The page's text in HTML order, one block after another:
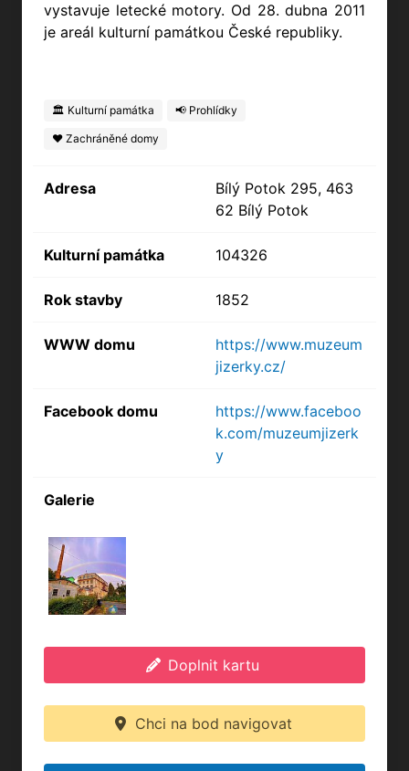
vystavuje letecké motory. Od 28. dubna 2011
je areál kulturní památkou České republiky.
🏛️ Kulturní památka 📢 Prohlídky
❤️ Zachráněné domy
Adresa
Bílý Potok 295, 463
62 Bílý Potok
Kulturní památka 104326
Rok stavby 1852
WWW domu
https://www.muzeum
jizerky.cz/
Facebook domu
https://www.faceboo
k.com/muzeumjizerk
y
Galerie
Doplnit kartu
Chci na bod navigovat